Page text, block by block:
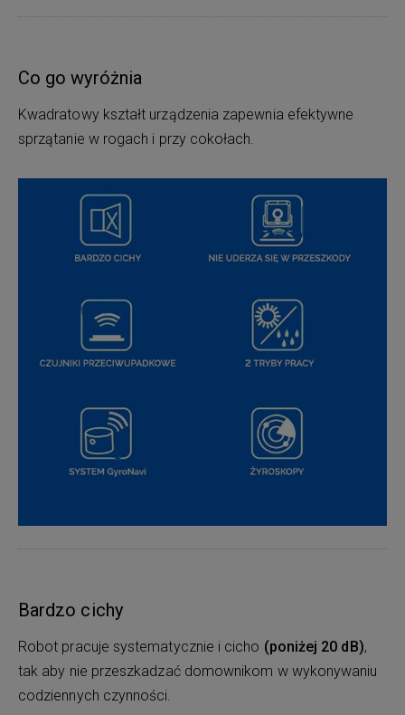
Co go wyróżnia
Kwadratowy kształt urządzenia zapewnia efektywne
sprzątanie w rogach i przy cokołach.
Bardzo cichy
Robot pracuje systematycznie i cicho (poniżej 20 dB),
tak aby nie przeszkadzać domownikom w wykonywaniu
codziennych czynności.